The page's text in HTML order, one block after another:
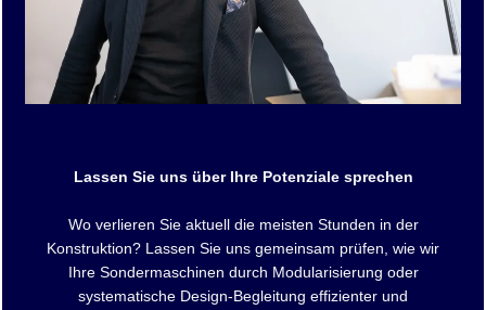
Lassen Sie uns über Ihre Potenziale sprechen
Wo verlieren Sie aktuell die meisten Stunden in der
Konstruktion? Lassen Sie uns gemeinsam prüfen, wie wir
Ihre Sondermaschinen durch Modularisierung oder
systematische Design-Begleitung effizienter und